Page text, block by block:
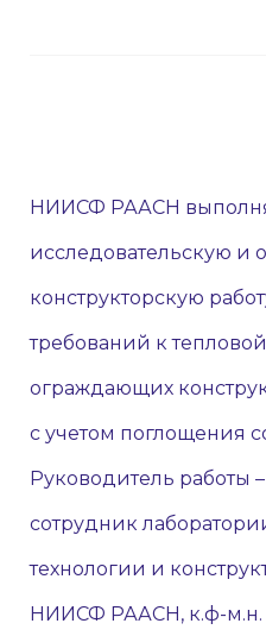
НИИСФ РААСН
исследовательскую и
конструкторскую
требований к
ограждающих
с учетом поглощения
Руководитель работы
сотрудник
технологии и
НИИСФ РААСН, к.ф-м.н.